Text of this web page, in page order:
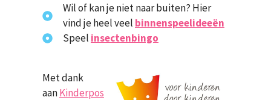
Wil of kan je niet naar buiten? Hier
vind je heel veel binnenspeelideeën
Speel insectenbingo
Met dank
aanKinderpos